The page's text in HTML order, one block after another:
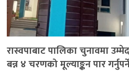
रास्वपाबाट पालिका चुनावमा
बन्न ४ चरणको मूल्याङ्कन पार